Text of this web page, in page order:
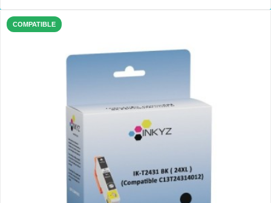
COMPATIBLE